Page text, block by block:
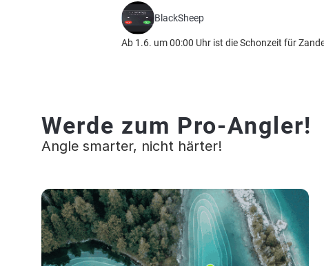
BlackSheep
Ab 1.6. um 00:00 Uhr ist die Schonzeit für
Werde zum Pro-Angler!
Angle smarter, nicht härter!